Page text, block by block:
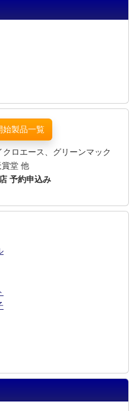
始製品一覧
ロエース、グリーンマック
堂 他
予約申込み